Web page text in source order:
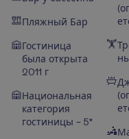
Пляжный Бар
Гостиница
была открыта
2011 г
Национальная
категория
гостиницы – 5*